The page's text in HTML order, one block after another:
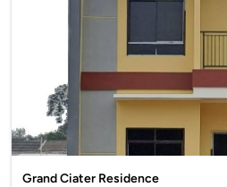
Grand Ciater Residence